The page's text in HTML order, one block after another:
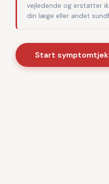
vejledende og erstatter
din læge eller andet
Start